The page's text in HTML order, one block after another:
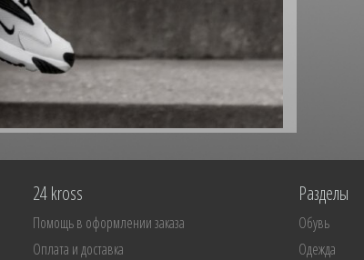
24 kross
Помощь в оформлении заказа
Оплата и доставка
Разделы
Обувь
Одежда